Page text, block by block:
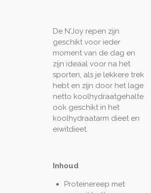
De N'Joy repen zijn
geschikt voor ieder
moment van de dag en
zijn ideaal voor na het
sporten, als je lekkere trek
hebt en zijn door het lage
netto koolhydraatgehalte
ook geschikt in het
koolhydraatarm dieet en
eiwitdieet.
Inhoud
Proteinereep met